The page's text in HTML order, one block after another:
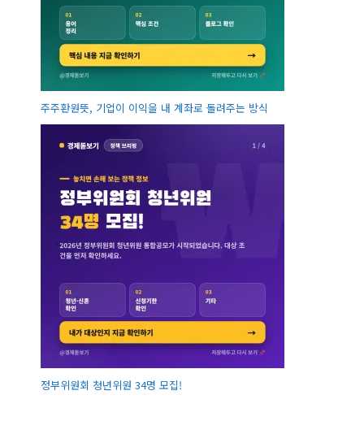
주주환원뜻, 기업이 이익을 내 계좌로 돌려주는 방식
정부위원회 청년위원 34명 모집!